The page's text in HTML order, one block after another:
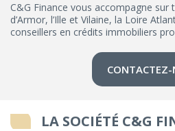
C&G Finance vous accompagne
d’Armor, l’Ille et Vilaine, la Loire
conseillers en crédits immobiliers
CONTACTEZ-
LA SOCIÉTÉ C&G